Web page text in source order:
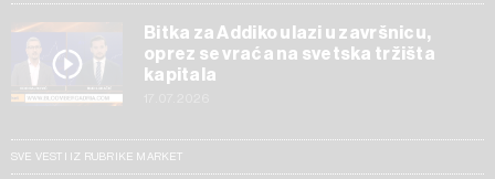
Bitka za Addiko ulazi u završnicu,
oprez se vraća na svetska tržišta
kapitala
SVE VESTI IZ RUBRIKE MARKET